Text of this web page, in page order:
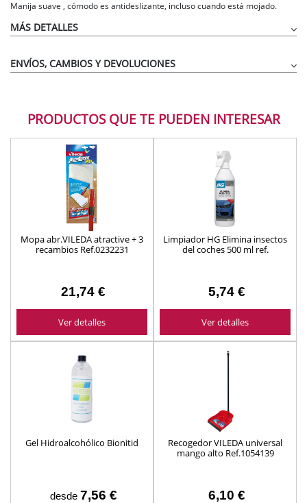
Manija suave , cómodo es antideslizante, incluso cuando está mojado.
MÁS DETALLES
ENVÍOS, CAMBIOS Y DEVOLUCIONES
PRODUCTOS QUE TE PUEDEN INTERESAR
Mopa abr.VILEDA atractive + 3
recambios Ref.0232231
21,74 €
Ver detalles
Limpiador HG Elimina insectos
del coches 500 ml ref.
5,74 €
Ver detalles
Gel Hidroalcohólico Bionitid
desde 7,56 €
Recogedor VILEDA universal
mango alto Ref.1054139
6,10 €